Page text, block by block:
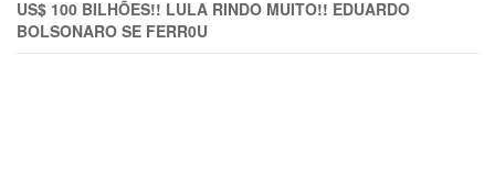
US$ 100 BILHÕES!! LULA RINDO MUITO!! EDUARDO
BOLSONARO SE FERR0U